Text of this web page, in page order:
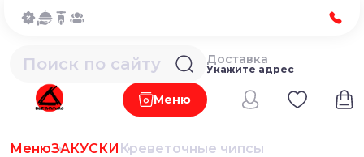
Меню
Доставка
Укажите адрес
МенюЗАКУСКИ Креветочные чипсы